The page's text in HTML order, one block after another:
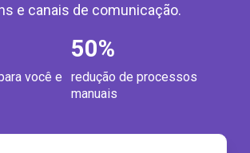
e canais de comunicação.
você e
50%
redução de processos
manuais